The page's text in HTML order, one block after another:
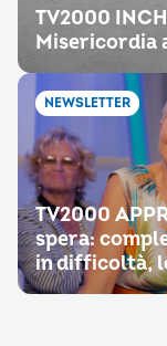
TV2000
Misericordia
NEWSLETTER
TV2000
spera:
in difficoltà,